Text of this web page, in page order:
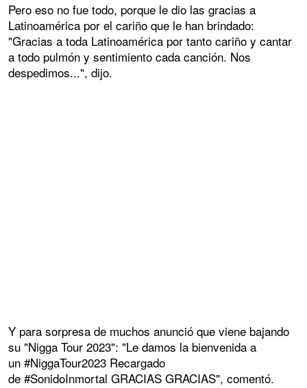
Pero eso no fue todo, porque le dio las gracias a
Latinoamérica por el cariño que le han brindado:
"Gracias a toda Latinoamérica por tanto cariño y cantar
a todo pulmón y sentimiento cada canción. Nos
despedimos...", dijo.
Y para sorpresa de muchos anunció que viene bajando
su "Nigga Tour 2023": "Le damos la bienvenida a
un #NiggaTour2023 Recargado
de #SonidoInmortal GRACIAS GRACIAS", comentó.